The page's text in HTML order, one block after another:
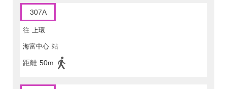
307A
往 上環
海富中心 站
距離 50m